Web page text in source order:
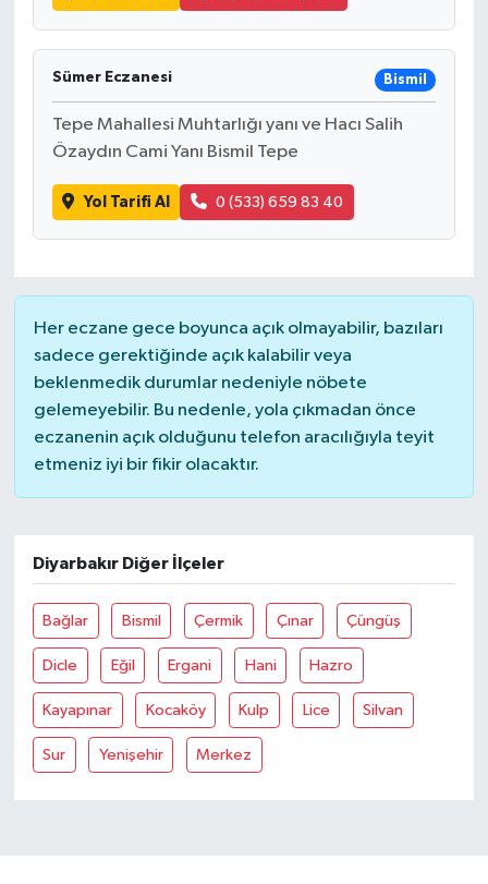
Sümer Eczanesi Bismil
Tepe Mahallesi Muhtarlığı yanı ve Hacı Salih
Özaydın Cami Yanı Bismil Tepe
Yol Tarifi Al 0 (533) 659 83 40
Her eczane gece boyunca açık olmayabilir, bazıları
sadece gerektiğinde açık kalabilir veya
beklenmedik durumlar nedeniyle nöbete
gelemeyebilir. Bu nedenle, yola çıkmadan önce
eczanenin açık olduğunu telefon aracılığıyla teyit
etmeniz iyi bir fikir olacaktır.
Diyarbakır Diğer İlçeler
Bağlar Bismil Çermik Çınar Çüngüş
Dicle Eğil Ergani Hani Hazro
Kayapınar Kocaköy Kulp Lice Silvan
Sur Yenişehir Merkez